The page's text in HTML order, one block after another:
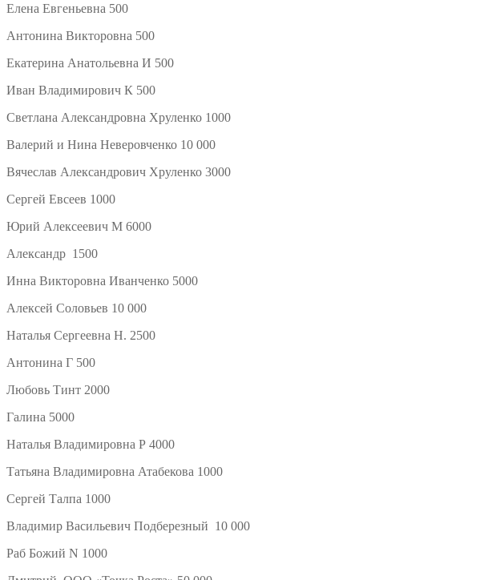
Елена Евгеньевна 500
Антонина Викторовна 500
Екатерина Анатольевна И 500
Иван Владимирович К 500
Светлана Александровна Хруленко 1000
Валерий и Нина Неверовченко 10 000
Вячеслав Александрович Хруленко 3000
Сергей Евсеев 1000
Юрий Алексеевич М 6000
Александр 1500
Инна Викторовна Иванченко 5000
Алексей Соловьев 10 000
Наталья Сергеевна Н. 2500
Антонина Г 500
Любовь Тинт 2000
Галина 5000
Наталья Владимировна Р 4000
Татьяна Владимировна Атабекова 1000
Сергей Талпа 1000
Владимир Васильевич Подберезный 10 000
Раб Божий N 1000